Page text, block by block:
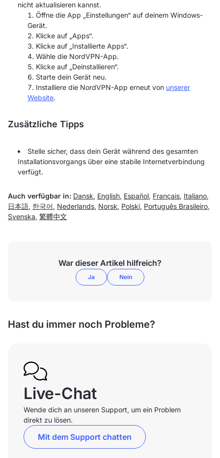
nicht aktualisieren kannst.
Öffne die App „Einstellungen“ auf deinem Windows-
Gerät.
Klicke auf „Apps“.
Klicke auf „Installierte Apps“.
Wähle die NordVPN-App.
Klicke auf „Deinstallieren“.
Starte dein Gerät neu.
Installiere die NordVPN-App erneut von unserer
Website.
Zusätzliche Tipps
Stelle sicher, dass dein Gerät während des gesamten
Installationsvorgangs über eine stabile Internetverbindung
verfügt.
Auch verfügbar in: Dansk, English, Español, Français, Italiano,
日本語, 한국어 , Nederlands, Norsk, Polski, Português Brasileiro,
Svenska, 繁體中文
War dieser Artikel hilfreich?
Ja Nein
Hast du immer noch Probleme?
Live-Chat
Wende dich an unseren Support, um ein Problem
direkt zu lösen.
Mit dem Support chatten